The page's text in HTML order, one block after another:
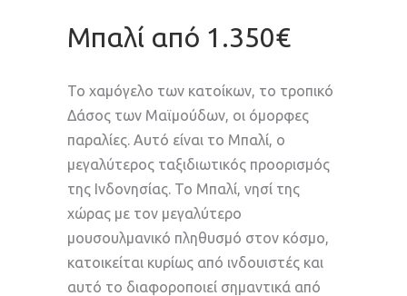
Μπαλί από 1.350€
Το χαμόγελο των κατοίκων, το τροπικό
Δάσος των Μαϊμούδων, οι όμορφες
παραλίες. Αυτό είναι το Μπαλί, ο
μεγαλύτερος ταξιδιωτικός προορισμός
της Ινδονησίας. Το Μπαλί, νησί της
χώρας με τον μεγαλύτερο
μουσουλμανικό πληθυσμό στον κόσμο,
κατοικείται κυρίως από ινδουιστές και
αυτό το διαφοροποιεί σημαντικά από